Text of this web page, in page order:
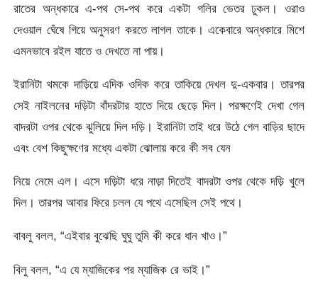
রাতের অন্ধকারে এ-পথ সে-পথ করে একটা গলির ভেতর ঢুকল। ওরাও
দেওয়াল ঘেঁষে গিয়ে অনুসরণ করতে লাগল তাকে। একেবারে অন্ধকারে মিশে
এমনভাবে রইল যাতে ও দেখতে না পায়।
ইরানিটা থমকে দাড়িয়ে এদিক ওদিক করে তাকিয়ে দেখল দু-একবার। তারপর
সেই নাইলনের দড়িটা বাঁদরটার হাতে দিয়ে ছেড়ে দিল। পরক্ষণেই দেখা গেল
বাদরটা ওপর থেকে ঝুলিয়ে দিল দড়ি। ইরানিটা তাই ধরে উঠে গেল বাড়ির ছাদে
এবং বেশ কিছুক্ষণের মধ্যে একটা ঝোলায় করে কী সব যেন
নিয়ে নেমে এল। এসে দড়িটা ধরে নাড়া দিতেই বাদরটা ওপর থেকে দড়ি খুলে
দিল। তারপর আবার ফিরে চলল যে পথে এসেছিল সেই পথে।
বাবলু বলল, “এইবার বুঝেছি ঘুঘু তুমি কী করে ধান খাও।”
বিলু বলল, “এ যে ম্যাজিকের পর ম্যাজিক রে ভাই।”